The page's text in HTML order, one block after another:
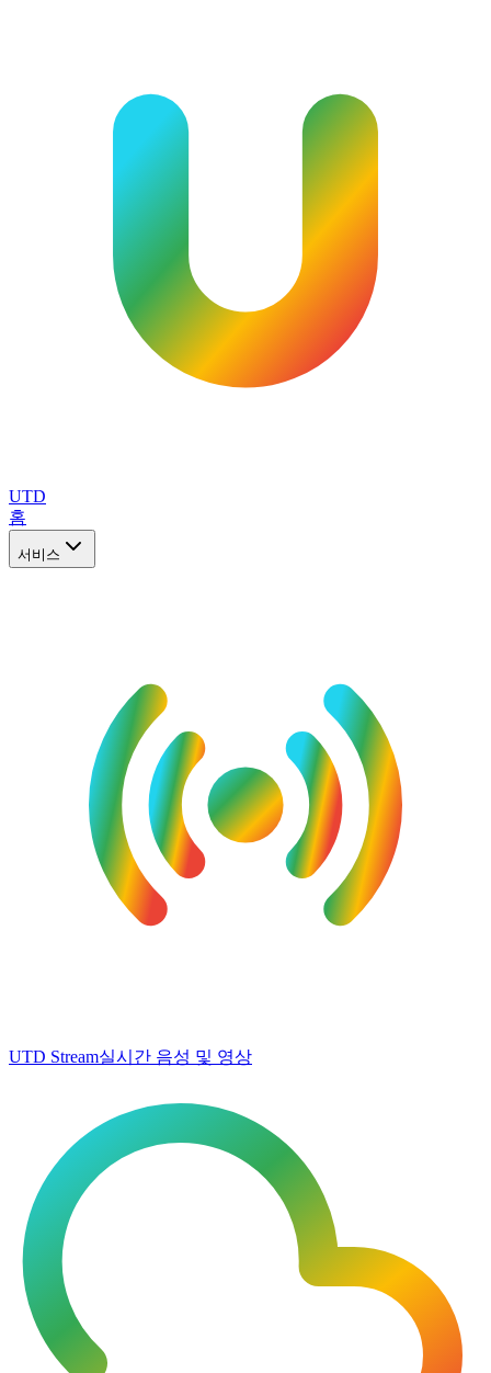
UTD
홈
서비스
UTD Stream실시간 음성 및 영상